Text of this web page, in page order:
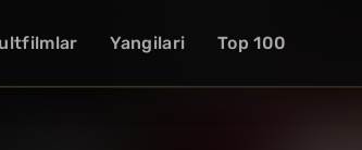
Yangilari Top 100